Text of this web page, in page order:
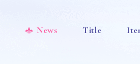
News Title